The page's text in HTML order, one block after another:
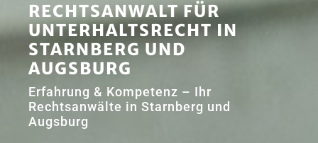
RECHTSANWALT FÜR
UNTERHALTSRECHT IN
STARNBERG UND
AUGSBURG
Erfahrung & Kompetenz – Ihr
Rechtsanwälte in Starnberg und
Augsburg